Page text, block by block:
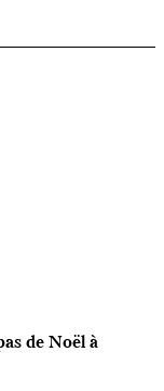
de Noël à